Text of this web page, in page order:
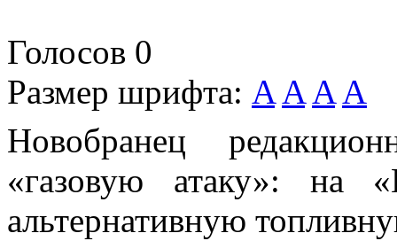
Голосов 0
Размер шрифта: A A A A
Новобранец
«газовую атаку»: на
альтернативную